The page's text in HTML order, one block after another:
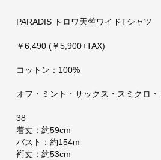
PARADIS トロワ天竺ワイドTシャツ
￥6,490 (￥5,900+TAX)
コットン：100%
オフ・ミント・サックス・スミクロ
38
着丈：約59cm
バスト：約154m
裄丈：約53cm